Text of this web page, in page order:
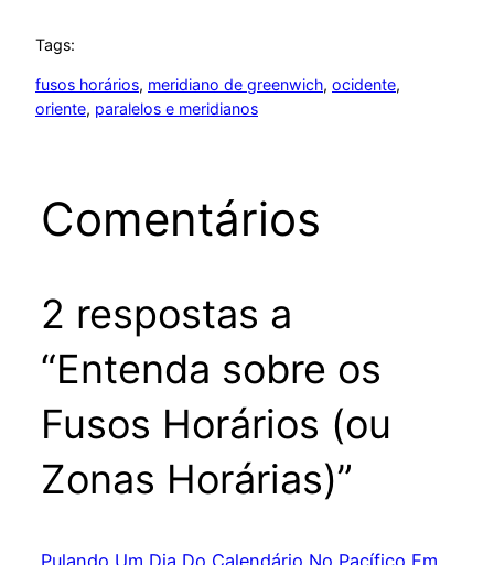
Tags:
fusos horários, meridiano de greenwich, ocidente
oriente, paralelos e meridianos
Comentários
2 respostas a
“Entenda sobre os
Fusos Horários (ou
Zonas Horárias)”
Pulando Um Dia Do Calendário No Pacífico Em